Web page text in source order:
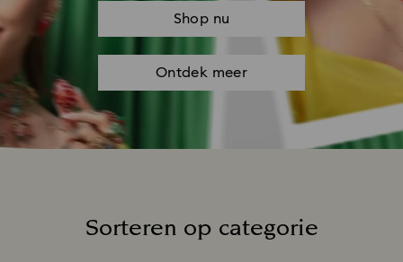
Shop nu
Ontdek meer
Sorteren op categorie